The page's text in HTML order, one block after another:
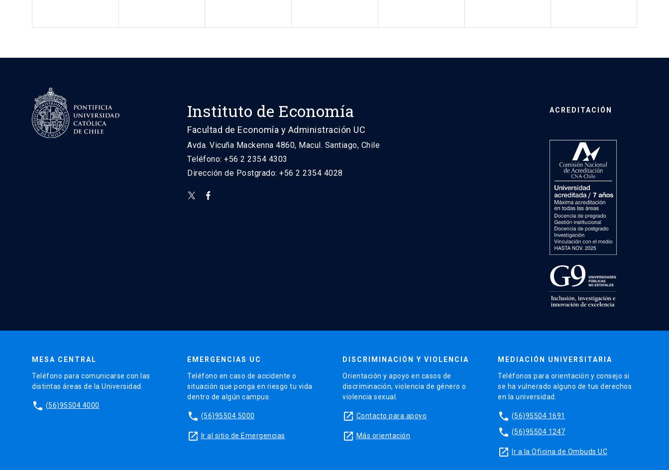
Instituto de Economía
Facultad de Economía y Administración UC
Avda. Vicuña Mackenna 4860, Macul. Santiago, Chile
Teléfono: +56 2 2354 4303
Dirección de Postgrado: +56 2 2354 4028
ACREDITACIÓN
MESA CENTRAL
Teléfono para comunicarse con las
distintas áreas de la Universidad.
phone (56)95504 4000
EMERGENCIAS UC
Teléfono en caso de accidente o
situación que ponga en riesgo tu vida
dentro de algún campus.
phone (56)95504 5000
launch Ir al sitio de Emergencias
DISCRIMINACIÓN Y VIOLENCIA
Orientación y apoyo en casos de
discriminación, violencia de género o
violencia sexual.
launch Contacto para apoyo
launch Más orientación
MEDIACIÓN UNIVERSITARIA
Teléfonos para orientación y consejo si
se ha vulnerado alguno de tus derechos
en la universidad.
phone (56)95504 1691
phone (56)95504 1247
launch Ir a la Oficina de Ombuds UC